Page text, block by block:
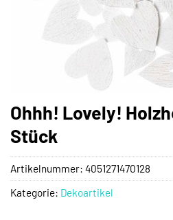
Ohhh! Lovely!
Stück
Artikelnummer: 4051271470128
Kategorie: Dekoartikel